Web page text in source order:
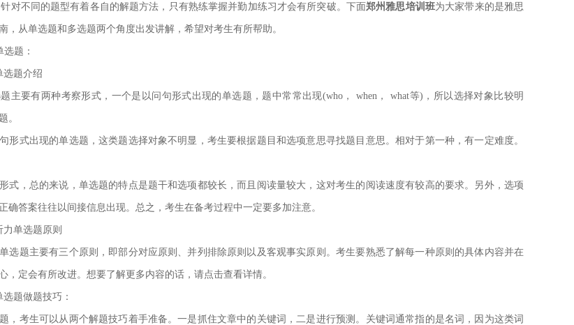
对不同的题型有着各自的解题方法，只有熟练掌握并勤加练习才会有所突破。下面郑州雅思培训班为大家带来的是雅思
，从单选题和多选题两个角度出发讲解，希望对考生有所帮助。
题：
题介绍
要有两种考察形式，一个是以问句形式出现的单选题，题中常常出现(who， when， what等)，所以选择对象比较明
。
式出现的单选题，这类题选择对象不明显，考生要根据题目和选项意思寻找题目意思。相对于第一种，有一定难度。
，总的来说，单选题的特点是题干和选项都较长，而且阅读量较大，这对考生的阅读速度有较高的要求。另外，选项
确答案往往以间接信息出现。总之，考生在备考过程中一定要多加注意。
单选题原则
题主要有三个原则，即部分对应原则、并列排除原则以及客观事实原则。考生要熟悉了解每一种原则的具体内容并在
，定会有所改进。想要了解更多内容的话，请点击查看详情。
题做题技巧：
考生可以从两个解题技巧着手准备。一是抓住文章中的关键词，二是进行预测。关键词通常指的是名词，因为这类词